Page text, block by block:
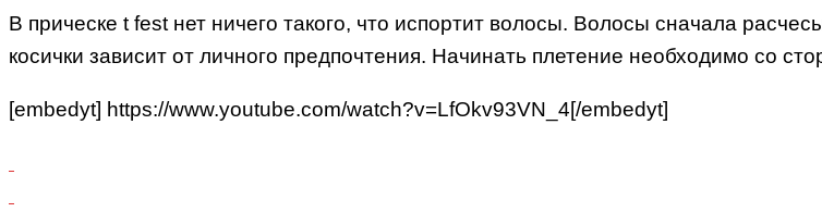
В прическе t fest нет ничего такого, что испортит волосы. Волосы сначала
косички зависит от личного предпочтения. Начинать плетение необходимо со
[embedyt] https://www.youtube.com/watch?v=LfOkv93VN_4[/embedyt]